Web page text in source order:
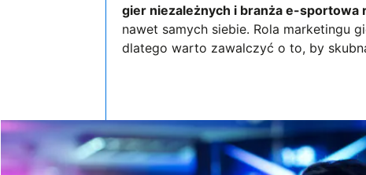
gier niezależnych i branża e-sportowa
nawet samych siebie. Rola marketingu
dlatego warto zawalczyć o to, by